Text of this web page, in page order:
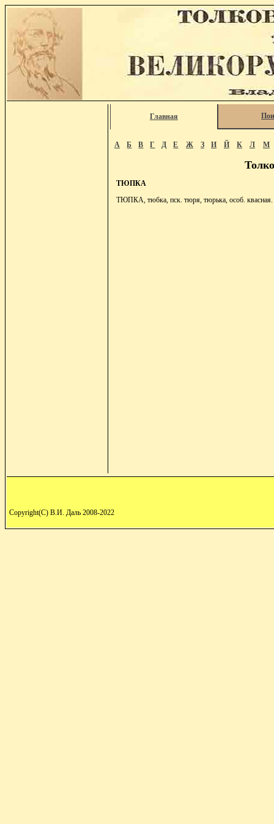
Главная
А Б В Г Д Е Ж З И Й К Л М
ТЮПКА
ТЮПКА, тюбка, пск. тюря, тюрька, особ.
Copyright(C) В.И. Даль 2008-2022